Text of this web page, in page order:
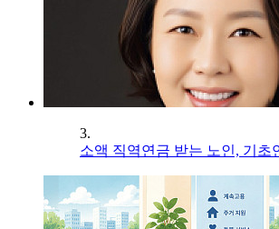
3.
소액 직역연금 받는 노인, 기초